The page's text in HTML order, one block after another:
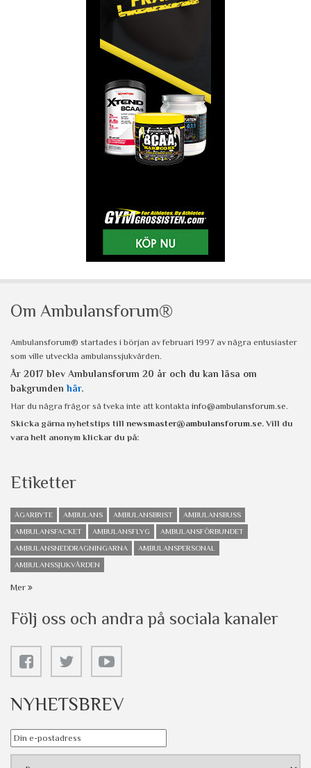
Om Ambulansforum®
Ambulansforum® startades i början av februari 1997 av några entusiaster
som ville utveckla ambulanssjukvården.
År 2017 blev Ambulansforum 20 år och du kan läsa om
bakgrunden här.
Har du några frågor så tveka inte att kontakta info@ambulansforum.se.
Skicka gärna nyhetstips till newsmaster@ambulansforum.se. Vill du
vara helt anonym klickar du på:
Etiketter
ÄGARBYTE AMBULANS AMBULANSBRIST
AMBULANSBUSS
AMBULANSFACKET
AMBULANSFLYG
AMBULANSFÖRBUNDET
AMBULANSNEDDRAGNINGARNA
AMBULANSPERSONAL
AMBULANSSJUKVÅRDEN
Mer
Följ oss och andra på sociala kanaler
NYHETSBREV